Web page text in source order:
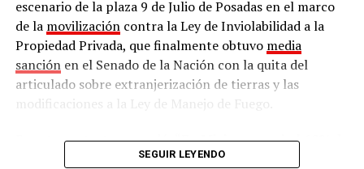
escenario de la plaza 9 de Julio de Posadas en el marco
de la movilizacióncontra la Ley de Inviolabilidad a la
Propiedad Privada, que finalmente obtuvo media
sanciónen el Senado de la Nación con la quita del
articulado sobre extranjerización de tierras y las
modificaciones a la Ley de Manejo de Fuego.
En este contexto, recordó: “En Misiones casi el 60% de
las comunidades no tiene título de propiedad
SEGUIR LEYENDO